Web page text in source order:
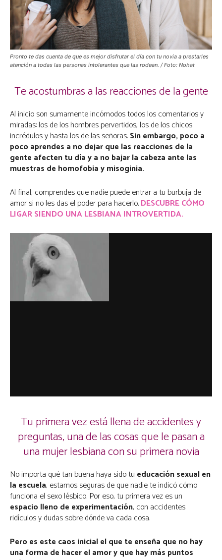
Pronto te das cuenta de que es mejor disfrutar el día con tu novia a prestarles
atención a todas las personas intolerantes que las rodean. / Foto: Nohat
Te acostumbras a las reacciones de la gente
Al inicio son sumamente incómodos todos los comentarios y
miradas: los de los hombres pervertidos, los de los chicos
incrédulos y hasta los de las señoras.Sin embargo, poco a
poco aprendes a no dejar que las reacciones de la
gente afecten tu día y a no bajar la cabeza ante las
muestras de homofobia y misoginia.
Al final, comprendes que nadie puede entrar a tu burbuja de
amor si no les das el poder para hacerlo.DESCUBRE CÓMO
LIGAR SIENDO UNA LESBIANA INTROVERTIDA.
Tu primera vez está llena de accidentes y
preguntas, una de las cosas que le pasan a
una mujer lesbiana con su primera novia
No importa qué tan buena haya sido tu educación sexual en
la escuela, estamos seguras de que nadie te indicó cómo
funciona el sexo lésbico. Por eso, tu primera vez es un
espacio lleno de experimentación, con accidentes
ridículos y dudas sobre dónde va cada cosa.
Pero es este caos inicial el que te enseña que no hay
una forma de hacer el amor y que hay más puntos